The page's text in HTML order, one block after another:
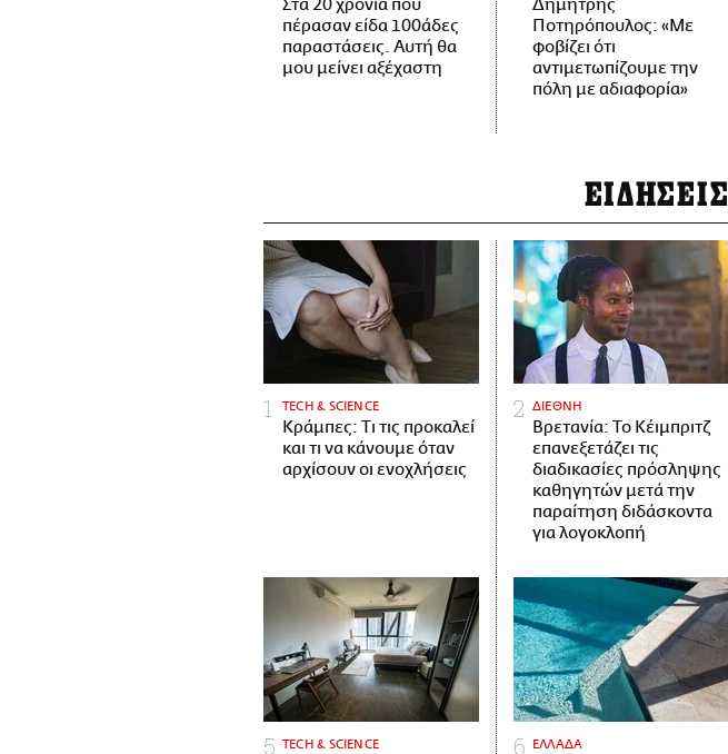
Στα 20 χρόνια που
πέρασαν είδα 100άδες
παραστάσεις. Αυτή θα
μου μείνει αξέχαστη
Δημήτρης
Ποτηρόπουλος: «Με
φοβίζει ότι
αντιμετωπίζουμε την
πόλη με αδιαφορία»
ΕΙΔΗΣΕΙΣ
ΤECH & SCIENCE
Κράμπες: Τι τις προκαλεί
και τι να κάνουμε όταν
αρχίσουν οι ενοχλήσεις
ΔΙΕΘΝΗ
Βρετανία: Το Κέιμπριτζ
επανεξετάζει τις
διαδικασίες πρόσληψης
καθηγητών μετά την
παραίτηση διδάσκοντα
για λογοκλοπή
ΤECH & SCIENCE ΕΛΛΑΔΑ